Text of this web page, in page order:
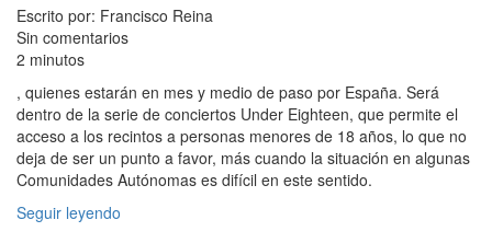
Escrito por: Francisco Reina
Sin comentarios
2 minutos
, quienes estarán en mes y medio de paso por España. Será
dentro de la serie de conciertos Under Eighteen, que permite el
acceso a los recintos a personas menores de 18 años, lo que no
deja de ser un punto a favor, más cuando la situación en algunas
Comunidades Autónomas es difícil en este sentido.
Seguir leyendo